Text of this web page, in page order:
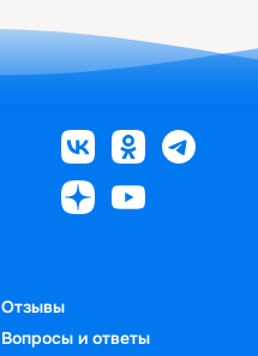
Отзывы
Вопросы и ответы